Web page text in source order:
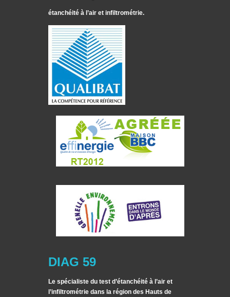
étanchéité à l’air et infiltrométrie.
DIAG 59
Le spécialiste du test d’étanchéité à l’air et
l’infiltrométrie dans la région des Hauts de